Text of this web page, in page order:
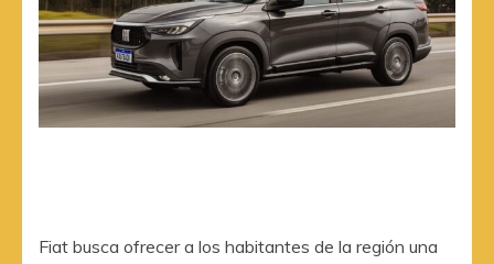
Fiat busca ofrecer a los habitantes de la región una